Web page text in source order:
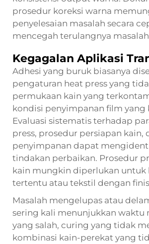
prosedur koreksi warna
penyelesaian masalah secara
mencegah terulangnya
Kegagalan Aplikasi
Adhesi yang buruk biasanya
pengaturan heat press yang
permukaan kain yang
kondisi penyimpanan film yang
Evaluasi sistematis terhadap
press, prosedur persiapan kain,
penyimpanan dapat
tindakan perbaikan. Prosedur
kain mungkin diperlukan untuk
tertentu atau tekstil dengan
Masalah mengelupas atau
sering kali menunjukkan waktu
yang salah, curing yang tidak
kombinasi kain-perekat yang